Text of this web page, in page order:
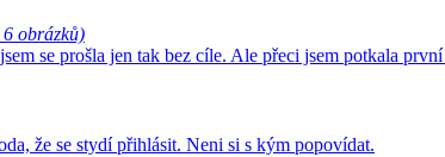
6 obrázků)
se prošla jen tak bez cíle. Ale přeci jsem potkala
že se stydí přihlásit. Neni si s kým popovídat.